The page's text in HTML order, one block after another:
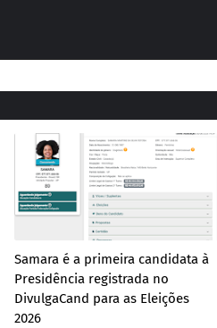
Samara é a primeira candidata à
Presidência registrada no
DivulgaCand para as Eleições
2026